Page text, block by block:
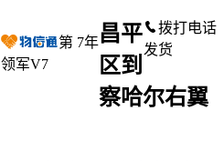
第 7年
领军V7
拨打电话
发货
昌平
区到
察哈尔右翼